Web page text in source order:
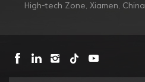
High-tech Zone, Xiamen,